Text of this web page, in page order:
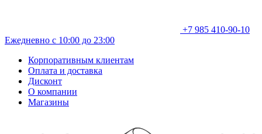
+7 985 410-90-10
Ежедневно с 10:00 до 23:00
Корпоративным клиентам
Оплата и доставка
Дисконт
О компании
Магазины